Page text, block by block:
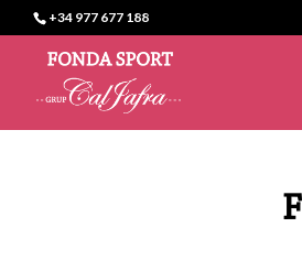
+34 977 677 188